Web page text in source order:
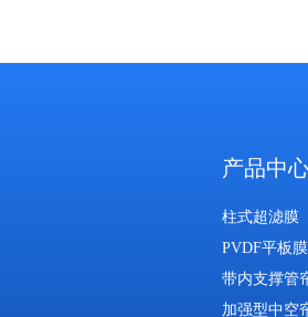
产品中
柱式超滤膜
PVDF平板膜
带内支撑管
加强型中空